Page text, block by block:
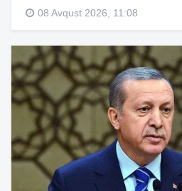
08 Avqust 2026, 11:08